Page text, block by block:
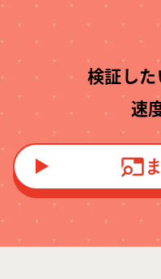
検証し
速